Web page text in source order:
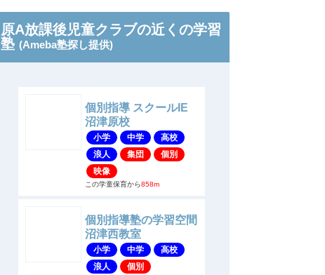
原A放課後児童クラブの近くの学習
塾 (Ameba塾探し提供)
個別指導 スクールIE
沼津原校
小学 中学
高校
浪人
集団
個別
映像
この学童保育から858m
個別指導塾の学習空間
沼津西教室
小学 中学
高校
浪人
個別